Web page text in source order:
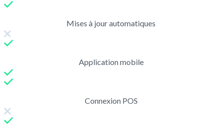
Mises à jour automatiques
Application mobile
Connexion POS